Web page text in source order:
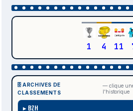
1 4 11
🗄️ ARCHIVES DE
CLASSEMENTS
— clique
l'historique
BZH